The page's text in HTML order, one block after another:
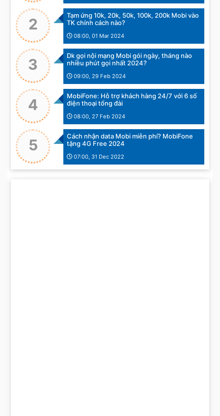
2
Tạm ứng 10k, 20k, 50k, 100k, 200k Mobi vào
TK chính cách nào?
08:00, 01 Mar 2024
3
Dk gọi nội mạng Mobi gói ngày, tháng nào
nhiều phút gọi nhất 2024?
09:00, 29 Feb 2024
4
MobiFone: Hỗ trợ khách hàng 24/7 với 6 số
điện thoại tổng đài
08:00, 27 Feb 2024
5
Cách nhận data Mobi miễn phí? MobiFone
tặng 4G Free 2024
07:00, 31 Dec 2022